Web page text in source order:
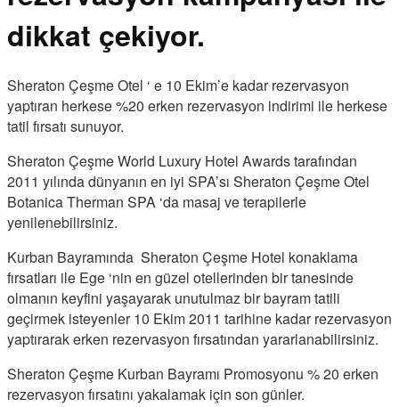
dikkat çekiyor.
Sheraton Çeşme Otel ‘ e 10 Ekim’e kadar rezervasyon
yaptıran herkese %20 erken rezervasyon indirimi ile herkese
tatil fırsatı sunuyor.
Sheraton Çeşme World Luxury Hotel Awards tarafından
2011 yılında dünyanın en iyi SPA’sı Sheraton Çeşme Otel
Botanica Therman SPA ‘da masaj ve terapilerle
yenilenebilirsiniz.
Kurban Bayramında Sheraton Çeşme Hotel konaklama
fırsatları ile Ege ‘nin en güzel otellerinden bir tanesinde
olmanın keyfini yaşayarak unutulmaz bir bayram tatili
geçirmek isteyenler 10 Ekim 2011 tarihine kadar rezervasyon
yaptırarak erken rezervasyon fırsatından yararlanabilirsiniz.
Sheraton Çeşme Kurban Bayramı Promosyonu % 20 erken
rezervasyon fırsatını yakalamak için son günler.